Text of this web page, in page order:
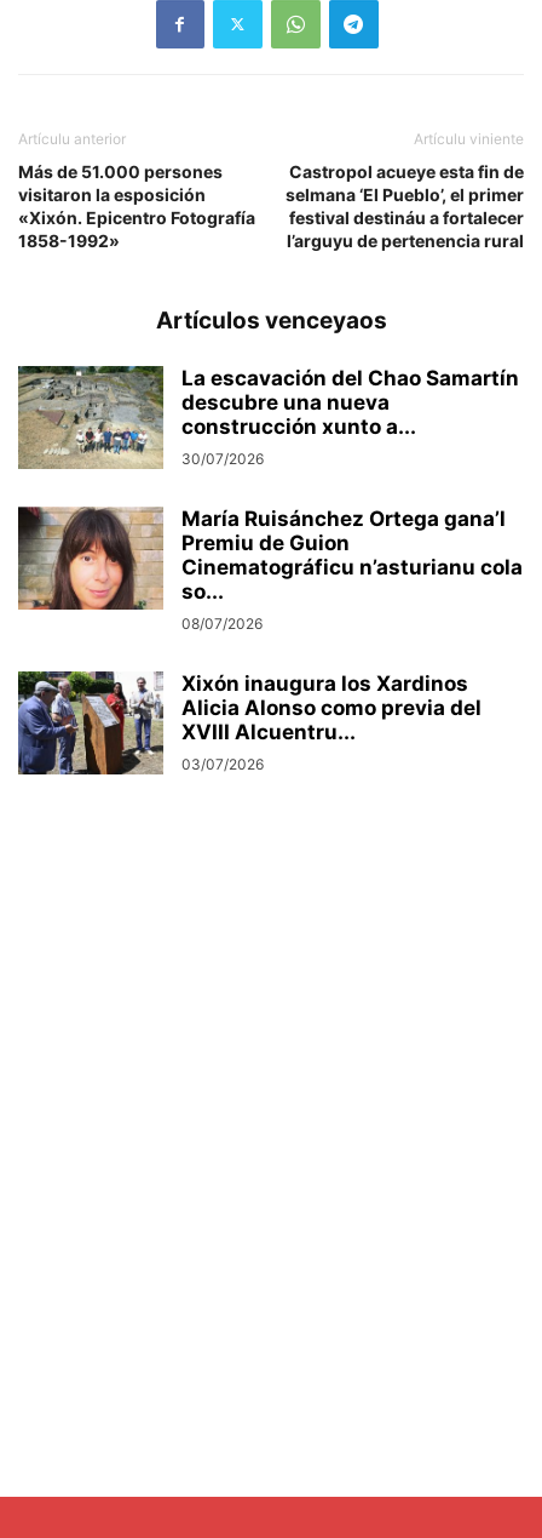
Artículu anterior
Más de 51.000 persones
visitaron la esposición
«Xixón. Epicentro Fotografía
1858-1992»
Artículu viniente
Castropol acueye esta fin de
selmana ‘El Pueblo’, el primer
festival destináu a fortalecer
l’arguyu de pertenencia rural
Artículos venceyaos
La escavación del Chao Samartín
descubre una nueva
construcción xunto a...
30/07/2026
María Ruisánchez Ortega gana’l
Premiu de Guion
Cinematográficu n’asturianu cola
so...
08/07/2026
Xixón inaugura los Xardinos
Alicia Alonso como previa del
XVIII Alcuentru...
03/07/2026